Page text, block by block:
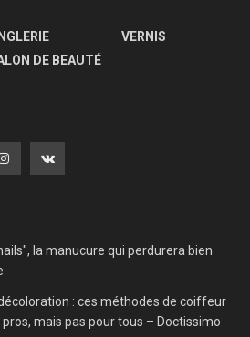
DE BEAUTÉ
VERNIS
la manucure qui perdurera bien
: ces méthodes de coiffeur
mais pas pour tous – Doctissimo